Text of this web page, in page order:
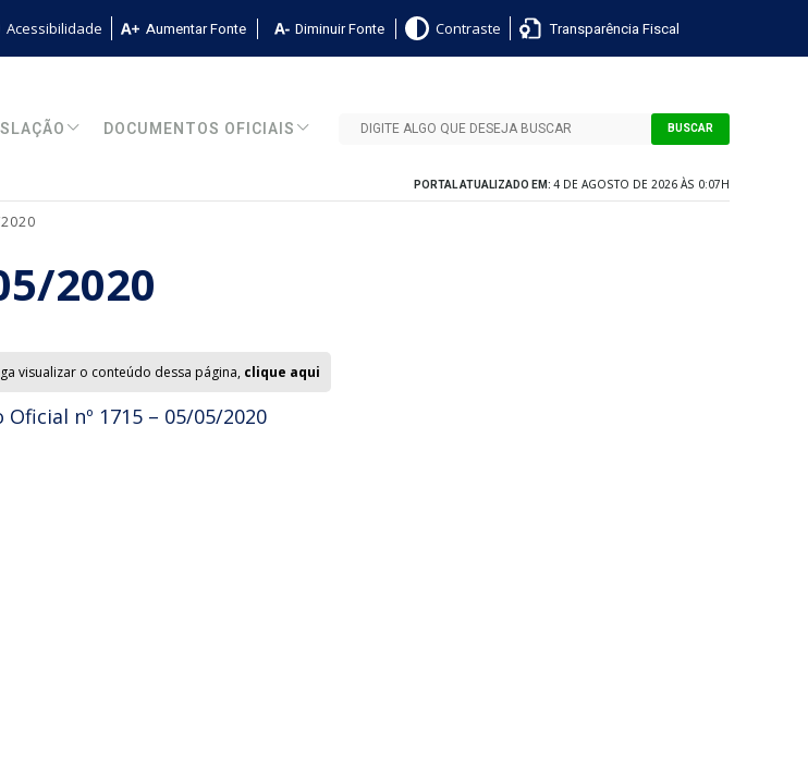
Acessibilidade Aumentar Fonte Diminuir Fonte Contraste Transparência Fiscal
DOCUMENTOS OFICIAIS BUSCAR
PORTAL ATUALIZADO EM: 4 DE AGOSTO DE 2026 ÀS 0:07H
2020
visualizar o conteúdo dessa página, clique aqui
nº 1715 – 05/05/2020